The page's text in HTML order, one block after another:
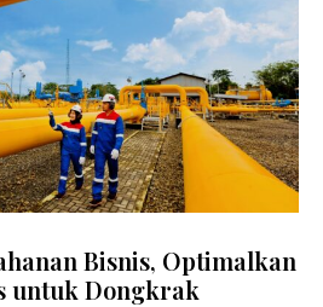
Bisnis, Optimalkan
untuk Dongkrak